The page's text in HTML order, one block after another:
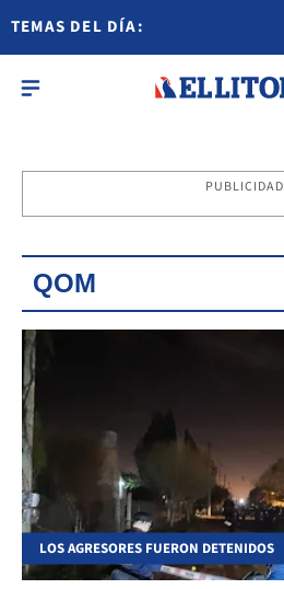
TEMAS DEL DÍA:
PUBLICIDAD
QOM
LOS AGRESORES FUERON DETENIDOS